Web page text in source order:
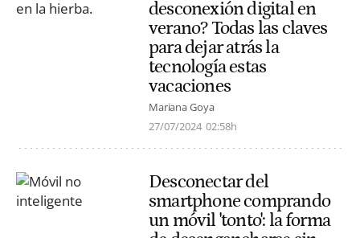
desconexión digital en
verano? Todas las claves
para dejar atrás la
tecnología estas
vacaciones
Mariana Goya
27/07/2024 02:58h
Desconectar del
smartphone comprando
un móvil 'tonto': la forma